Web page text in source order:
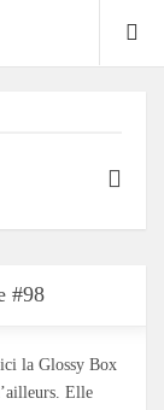
#98
la Glossy Box
Elle